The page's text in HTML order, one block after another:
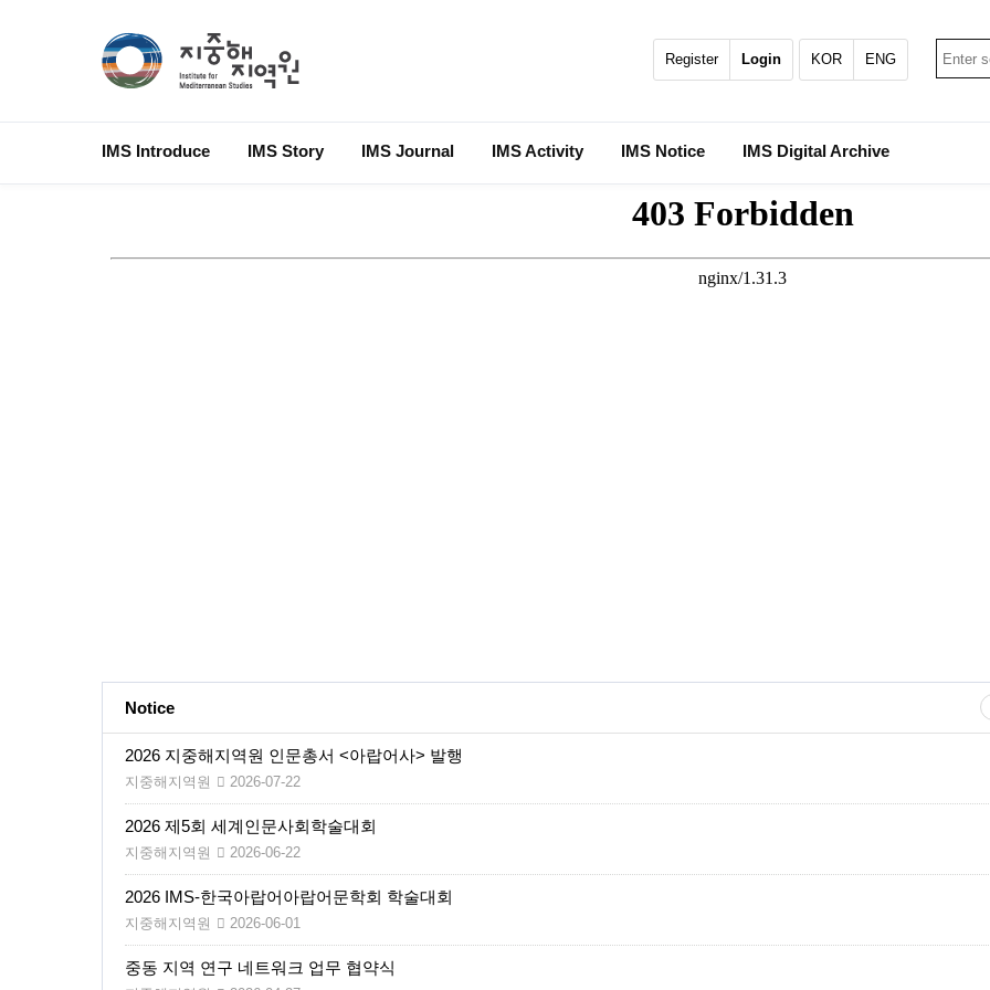
Register Login KOR ENG
IMS Introduce IMS Story IMS Journal IMS Activity IMS Notice IMS Digital Archive
Notice
2026 지중해지역원 인문총서 <아랍어사> 발행
지중해지역원 2026-07-22
2026 제5회 세계인문사회학술대회
지중해지역원 2026-06-22
2026 IMS-한국아랍어아랍어문학회 학술대회
지중해지역원 2026-06-01
중동 지역 연구 네트워크 업무 협약식